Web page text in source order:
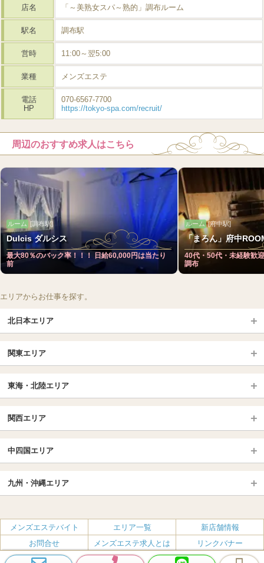
店名 「～美熟女スパ～熟的」調布ルーム
駅名 調布駅
営時 11:00～翌5:00
業種 メンズエステ
電話
HP
070-6567-7700
https://tokyo-spa.com/recruit/
周辺のおすすめ求人はこちら
ルーム [調布駅]
Dulcis ダルシス
最大80％のバック率！！！ 日給60,000円は当たり
前
ルーム [府中駅]
「まろん」府中
40代・50代・未経験歓
調布
エリアからお仕事を探す。
北日本エリア
北海道（札幌・旭川・函館）
青森
岩手 (盛岡・北上)
福島 (いわき・郡山)
山形
長野・松本・上田
群馬（伊勢崎・高崎・前橋）
関東エリア
大宮・浦和・川口
越谷・春日部
千葉TOP
松戸・柏
池袋・大塚
新宿
恵比寿・目黒・自由が丘
赤坂・麻布・六本木
品川・五反田・蒲田
銀座・東京・新橋
東海・北陸エリア
愛知（名古屋）
岐阜県
北陸
名古屋TOP
丸の内・久屋・高岳
大須・上前津・鶴舞
新栄町・東新町
千種・今池・黒川・大曽根
金山・熱田
一宮・津島・小牧
関西エリア
京都駅・伏見区
烏丸御池駅
四条烏丸・河原町・祇園四条
三条・京都市役所前
大阪エリア
梅田・北新地
肥後橋・淀屋橋・北浜
南森町・天満・京橋
日本橋（大阪市）
中四国エリア
広島
岡山
香川（高松）
愛媛（松山）
徳島
高知
九州・沖縄エリア
福岡
佐賀
長崎
熊本
メンズエステバイト エリア一覧
新店舗情報
お問合せ
メンズエステ求人とは
リンクバナー
プライバシーポリシー・利用規約
無料掲載 会社概要